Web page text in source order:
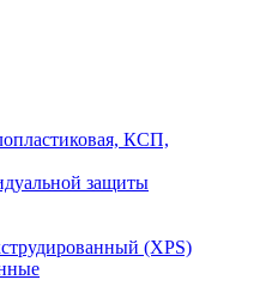
КСП,
защиты
(XPS)